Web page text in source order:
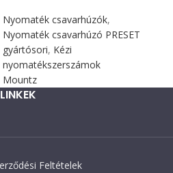
Nyomaték csavarhúzók,
Nyomaték csavarhúzó PRESET
gyártósori, Kézi
nyomatékszerszámok
Mountz
Feltételek